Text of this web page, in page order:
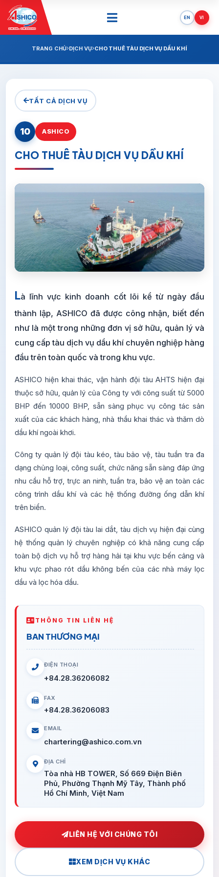
ONE SAIL - ONE SUCCESS
EN VI
TRANG CHỦ DỊCH VỤ CHO THUÊ TÀU DỊCH VỤ DẦU KHÍ
TẤT CẢ DỊCH VỤ
10 ASHICO
CHO THUÊ TÀU DỊCH VỤ DẦU KHÍ
Là lĩnh vực kinh doanh cốt lõi kể từ ngày đầu
thành lập, ASHICO đã được công nhận, biết đến
như là một trong những đơn vị sở hữu, quản lý và
cung cấp tàu dịch vụ dầu khí chuyên nghiệp hàng
đầu trên toàn quốc và trong khu vực.
ASHICO hiện khai thác, vận hành đội tàu AHTS hiện đại
thuộc sở hữu, quản lý của Công ty với công suất từ 5000
BHP đến 10000 BHP, sẵn sàng phục vụ công tác sản
xuất của các khách hàng, nhà thầu khai thác và thăm dò
dầu khí ngoài khơi.
Công ty quản lý đội tàu kéo, tàu bảo vệ, tàu tuần tra đa
dạng chủng loại, công suất, chức năng sẵn sàng đáp ứng
nhu cầu hỗ trợ, trực an ninh, tuần tra, bảo vệ an toàn các
công trình dầu khí và các hệ thống đường ống dẫn khí
trên biển.
ASHICO quản lý đội tàu lai dắt, tàu dịch vụ hiện đại cùng
hệ thống quản lý chuyên nghiệp có khả năng cung cấp
toàn bộ dịch vụ hỗ trợ hàng hải tại khu vực bến cảng và
khu vực phao rót dầu không bến của các nhà máy lọc
dầu và lọc hóa dầu.
THÔNG TIN LIÊN HỆ
BAN THƯƠNG MẠI
ĐIỆN THOẠI
+84.28.36206082
FAX
+84.28.36206083
EMAIL
chartering@ashico.com.vn
ĐỊA CHỈ
Tòa nhà HB TOWER, Số 669 Điện Biên
Phủ, Phường Thạnh Mỹ Tây, Thành phố
Hồ Chí Minh, Việt Nam
LIÊN HỆ VỚI CHÚNG TÔI
XEM DỊCH VỤ KHÁC